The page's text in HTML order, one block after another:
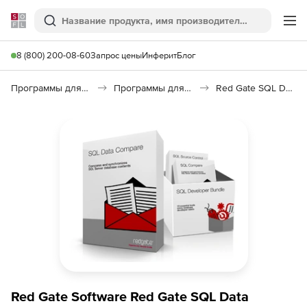
Softline
Поиск
8 (800) 200-08-60Запрос ценыИнферитБлог
Программы для программирования Программы для работы с базами данных Red Gate SQL Data Compare
Red Gate Software Red Gate SQL Data